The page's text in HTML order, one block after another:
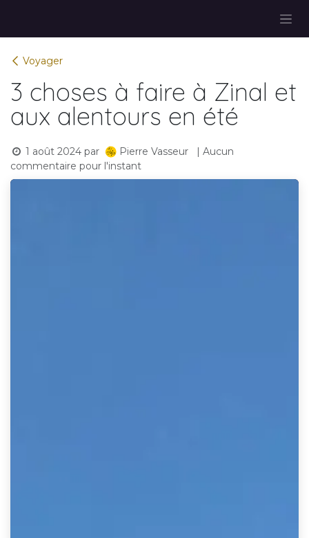
Voyager
3 choses à faire à Zinal et
aux alentours en été
1 août 2024 par Pierre Vasseur
| Aucun
commentaire pour l'instant